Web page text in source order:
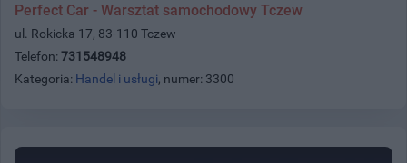
Perfect Car - Warsztat samochodowy Tczew
ul. Rokicka 17, 83-110 Tczew
Telefon: 731548948
Kategoria: Handel i usługi, numer: 3300